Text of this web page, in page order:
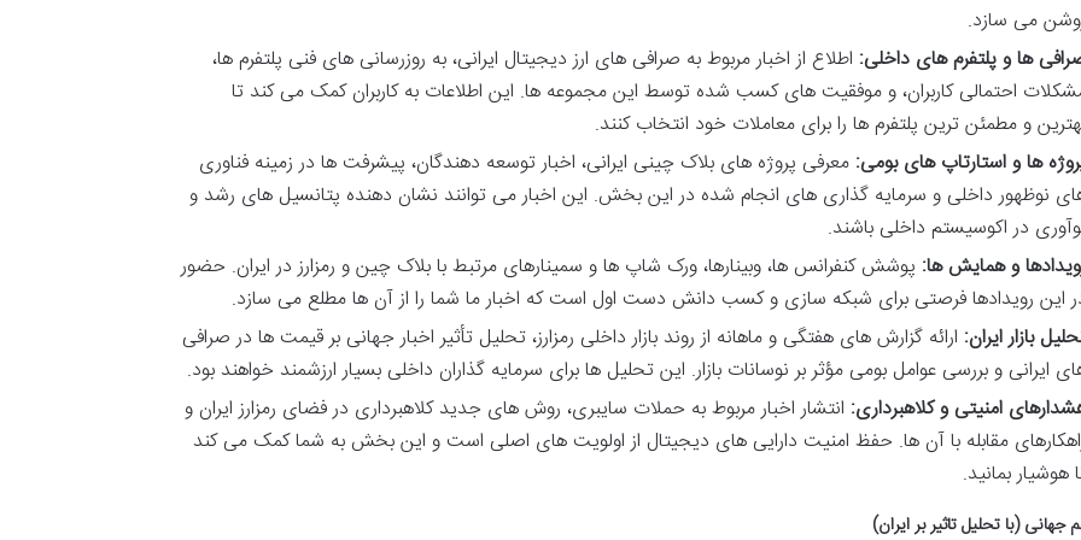
می سازد.
ها و پلتفرم های داخلی: اطلاع از اخبار مربوط به صرافی های ارز دیجیتال ایرانی، به روزرسانی های فنی پلتفرم ها،
احتمالی کاربران، و موفقیت های کسب شده توسط این مجموعه ها. این اطلاعات به کاربران کمک می کند تا
و مطمئن ترین پلتفرم ها را برای معاملات خود انتخاب کنند.
ها و استارتاپ های بومی: معرفی پروژه های بلاک چینی ایرانی، اخبار توسعه دهندگان، پیشرفت ها در زمینه فناوری
نوظهور داخلی و سرمایه گذاری های انجام شده در این بخش. این اخبار می توانند نشان دهنده پتانسیل های رشد و
در اکوسیستم داخلی باشند.
و همایش ها: پوشش کنفرانس ها، وبینارها، ورک شاپ ها و سمینارهای مرتبط با بلاک چین و رمزارز در ایران. حضور
این رویدادها فرصتی برای شبکه سازی و کسب دانش دست اول است که اخبار ما شما را از آن ها مطلع می سازد.
بازار ایران: ارائه گزارش های هفتگی و ماهانه از روند بازار داخلی رمزارز، تحلیل تأثیر اخبار جهانی بر قیمت ها در صرافی
ایرانی و بررسی عوامل بومی مؤثر بر نوسانات بازار. این تحلیل ها برای سرمایه گذاران داخلی بسیار ارزشمند خواهند بود.
امنیتی و کلاهبرداری: انتشار اخبار مربوط به حملات سایبری، روش های جدید کلاهبرداری در فضای رمزارز ایران و
مقابله با آن ها. حفظ امنیت دارایی های دیجیتال از اولویت های اصلی است و این بخش به شما کمک می کند
هوشیار بمانید.
جهانی (با تحلیل تاثیر بر ایران)